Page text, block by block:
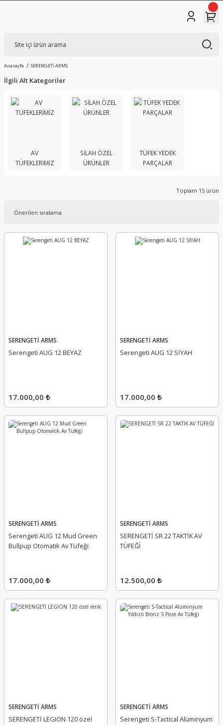
Anasayfa SERENGETİ ARMS
İlgili Alt Kategoriler
AV
TÜFEKLERİMİZ
SİLAH ÖZEL
ÜRÜNLER
TÜFEK YEDEK
PARÇALAR
Toplam 15 ürün
SERENGETİ ARMS
Serengeti AUG 12 BEYAZ
17.000,00 ₺
SERENGETİ ARMS
Serengeti AUG 12 SİYAH
17.000,00 ₺
SERENGETİ ARMS
Serengeti AUG 12 Mud Green
Bullpup Otomatik Av Tüfeği
17.000,00 ₺
SERENGETİ ARMS
SERENGETİ SR 22 TAKTİK AV
TÜFEĞİ
12.500,00 ₺
SERENGETİ ARMS
SERENGETİ LEGION 120 özel
SERENGETİ ARMS
Serengeti S-Tactical Alüminyum